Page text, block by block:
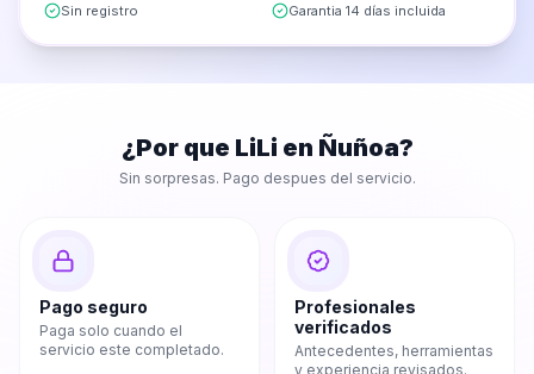
Sin registro
Garantia 14 días incluida
¿Por que LiLi en Ñuñoa?
Sin sorpresas. Pago despues del servicio.
Pago seguro
Paga solo cuando el
servicio este completado.
Profesionales
verificados
Antecedentes, herramientas
y experiencia revisados.